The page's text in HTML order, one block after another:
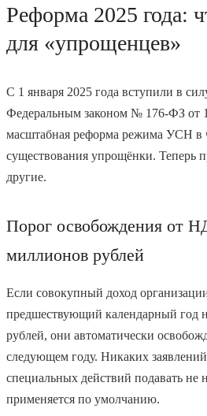
Реформа 2025 года:
для «упрощенцев»
С 1 января 2025 года вступили в
Федеральным законом № 176-ФЗ от
масштабная реформа режима УСН в
существования упрощёнки. Теперь
другие.
Порог освобождения от
миллионов рублей
Если совокупный доход
предшествующий календарный год
рублей, они автоматически
следующем году. Никаких
специальных действий подавать
применяется по умолчанию.